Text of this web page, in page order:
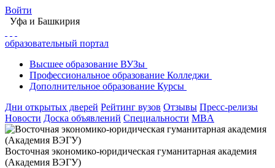
Войти
Уфа и Башкирия
образовательный портал
Высшее образование ВУЗы
Профессиональное образование Колледжи
Дополнительное образование Курсы
Дни открытых дверей Рейтинг вузов Отзывы Пресс-релизы
Новости Доска объявлений Специальности MBA
Восточная экономико-юридическая гуманитарная академия
(Академия ВЭГУ)